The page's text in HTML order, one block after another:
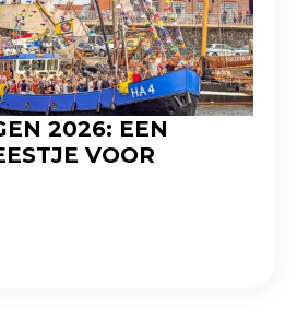
2026: EEN
VOOR